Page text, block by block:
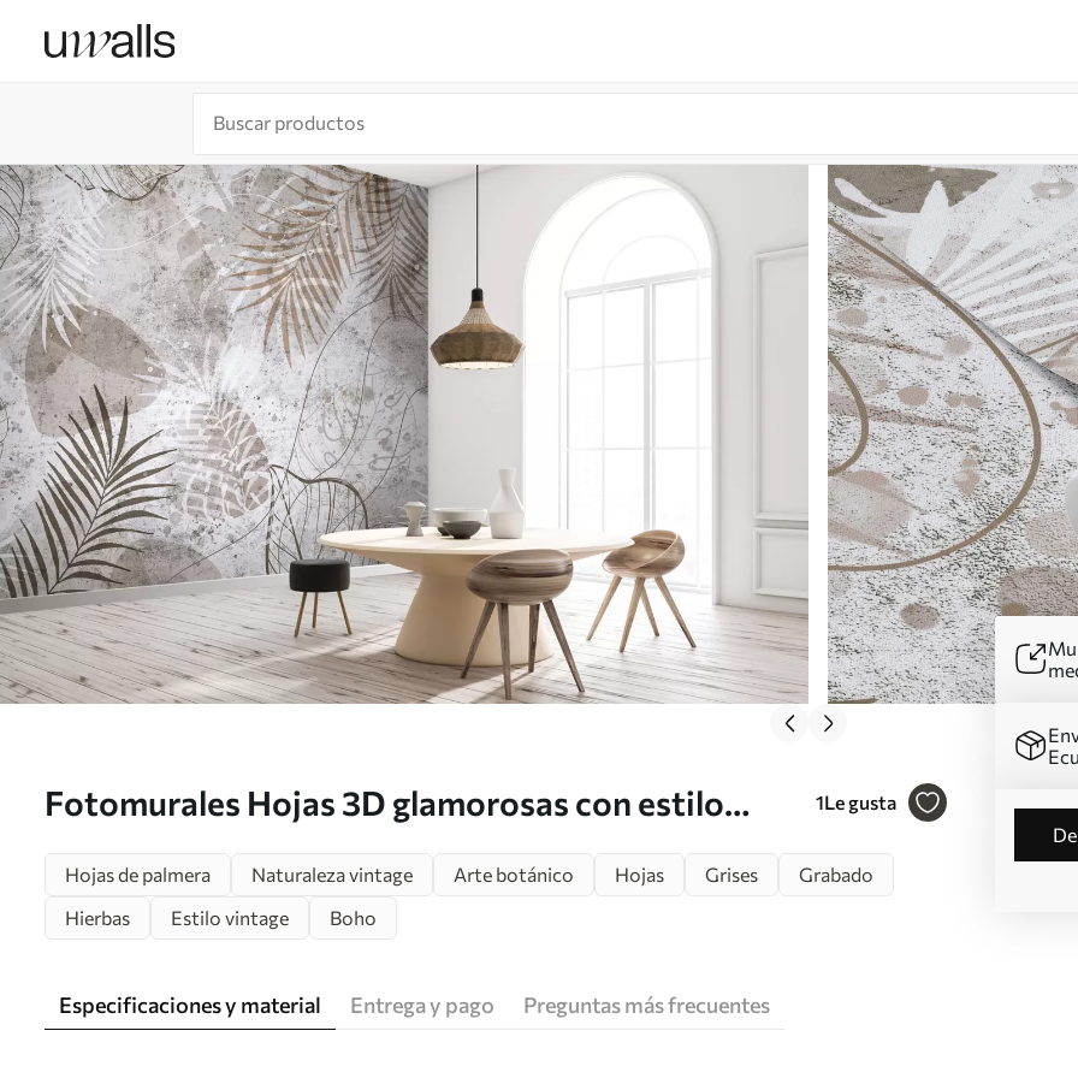
Fotomurales Hojas 3D glamorosas con estilo
1Le gusta
Hojas de palmera
Naturaleza vintage Arte botánico Hojas Grises
Grabado
Hierbas
Estilo vintage Boho
Especificaciones y material Entrega y pago Preguntas más frecuentes